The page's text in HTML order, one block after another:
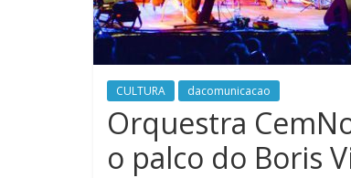
CULTURA dacomunicacao
Orquestra
o palco do Boris